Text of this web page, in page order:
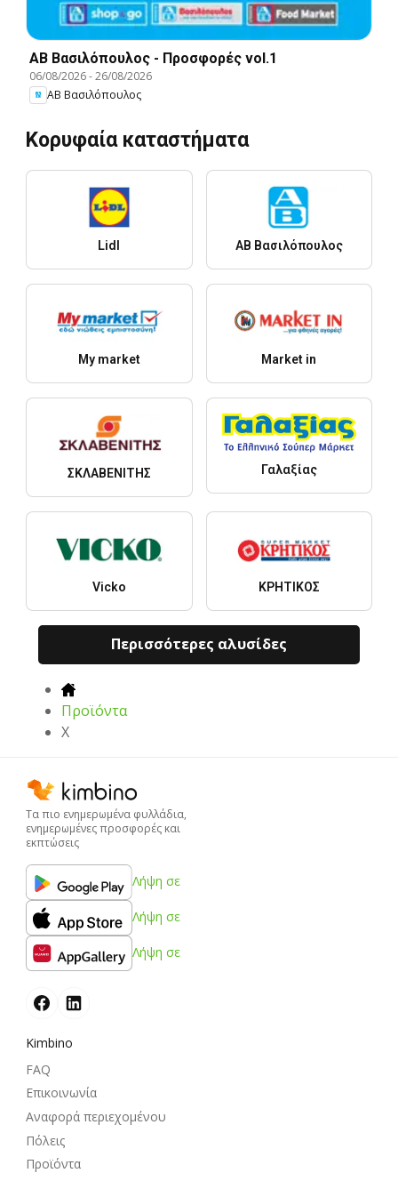
ΑΒ Βασιλόπουλος - Προσφορές vol.1
06/08/2026-26/08/2026
ΑΒ Βασιλόπουλος
Κορυφαία καταστήματα
Lidl ΑΒ Βασιλόπουλος
My market Market in
ΣΚΛΑΒΕΝΙΤΗΣ Γαλαξίας
Vicko ΚΡΗΤΙΚΟΣ
Περισσότερες αλυσίδες
Προϊόντα
X
Τα πιο ενημερωμένα φυλλάδια,
ενημερωμένες προσφορές και
εκπτώσεις
Λήψη σε
Λήψη σε
Λήψη σε
Kimbino
FAQ
Επικοινωνία
Αναφορά περιεχομένου
Πόλεις
Προϊόντα